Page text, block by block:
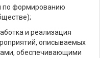
формированию
и реализация
описываемых
обеспечивающими